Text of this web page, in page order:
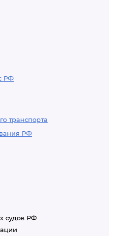
РФ
транспорта
РФ
судов РФ